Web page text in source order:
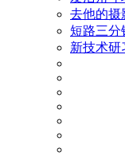
去他的摄
短路三分
新技术研